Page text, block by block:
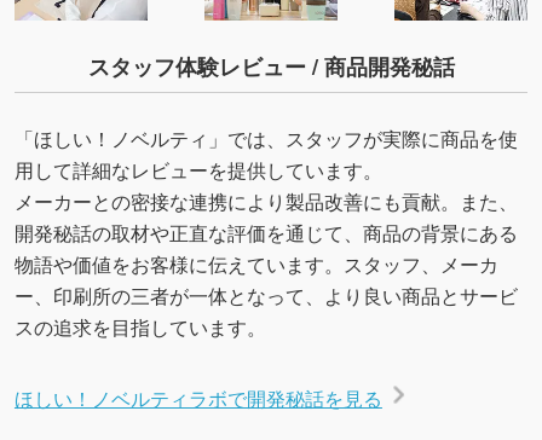
スタッフ体験レビュー / 商品開発秘話
「ほしい！ノベルティ」では、スタッフが実際に商品を使
用して詳細なレビューを提供しています。
メーカーとの密接な連携により製品改善にも貢献。また、
開発秘話の取材や正直な評価を通じて、商品の背景にある
物語や価値をお客様に伝えています。スタッフ、メーカ
ー、印刷所の三者が一体となって、より良い商品とサービ
スの追求を目指しています。
ほしい！ノベルティラボで開発秘話を見る